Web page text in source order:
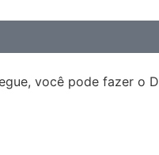
você pode fazer o